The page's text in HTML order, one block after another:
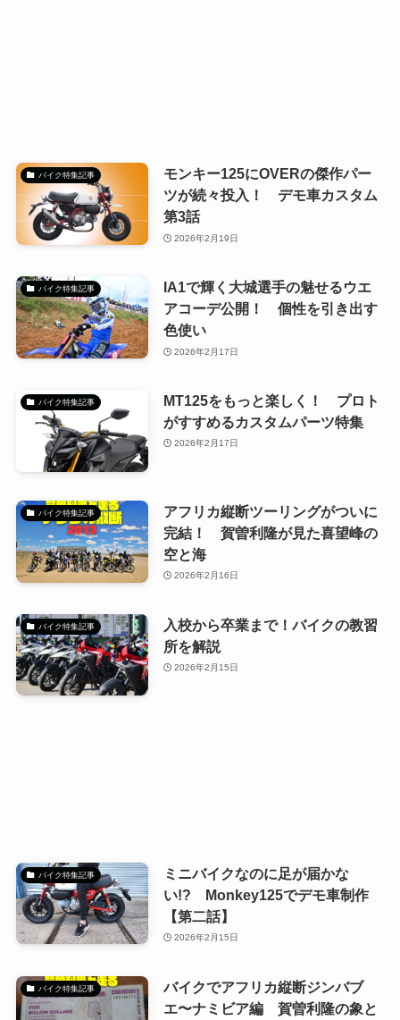
バイク特集記事
モンキー125にOVERの傑作パー
ツが続々投入！ デモ車カスタム
第3話
2026年2月19日
バイク特集記事
IA1で輝く大城選手の魅せるウエ
アコーデ公開！ 個性を引き出す
色使い
2026年2月17日
バイク特集記事
MT125をもっと楽しく！ プロト
がすすめるカスタムパーツ特集
2026年2月17日
バイク特集記事
アフリカ縦断ツーリングがついに
完結！ 賀曽利隆が見た喜望峰の
空と海
2026年2月16日
バイク特集記事
入校から卒業まで！バイクの教習
所を解説
2026年2月15日
バイク特集記事
ミニバイクなのに足が届かな
い!? Monkey125でデモ車制作
【第二話】
2026年2月15日
バイク特集記事
バイクでアフリカ縦断ジンバブ
エ〜ナミビア編 賀曽利隆の象と